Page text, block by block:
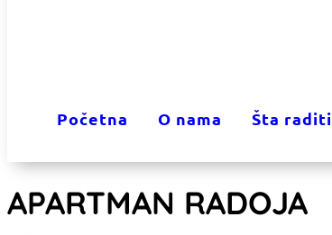
Početna O nama Šta raditi
APARTMAN RADOJA